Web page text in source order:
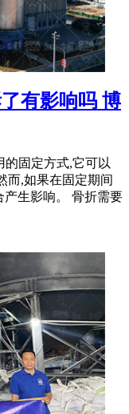
有影响吗 博
的固定方式,它可以
而,如果在固定期间
产生影响。 骨折需要